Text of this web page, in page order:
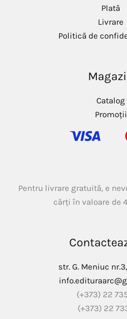
Plată
Livrare
Politică de
Catalog
Promoții
Pentru livrare gratuită, e
cărți în valoare de
str. G. Meniuc
(+373) 22
(+373) 22